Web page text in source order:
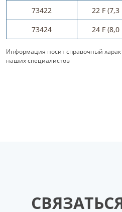
73422
22 F
73424
24 F
Информация носит справочный
наших специалистов